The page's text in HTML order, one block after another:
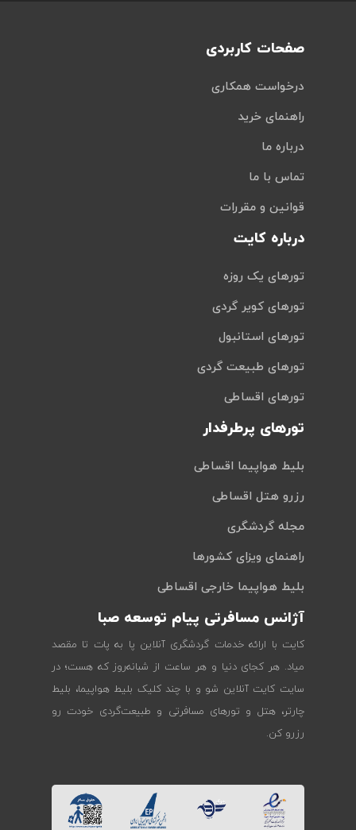
صفحات کاربردی
درخواست همکاری
راهنمای خرید
درباره ما
تماس با ما
قوانین و مقررات
درباره کایت
تورهای یک روزه
تورهای کویر گردی
تورهای استانبول
تورهای طبیعت گردی
تورهای اقساطی
تورهای پرطرفدار
بلیط هواپیما اقساطی
رزرو هتل اقساطی
مجله گردشگری
راهنمای ویزای کشورها
بلیط هواپیما خارجی اقساطی
آژانس مسافرتی پیام توسعه صبا
کایت با ارائه خدمات گردشگری آنلاین پا به پات تا مقصد
میاد. هر کجای دنیا و هر ساعت از شبانه‌روز که هست؛ در
سایت کایت آنلاین شو و با چند کلیک بلیط هواپیما، بلیط
چارتر، هتل و تورهای مسافرتی و طبیعت‌گردی خودت رو
رزرو کن.